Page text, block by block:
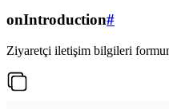
onIntroduction#
Ziyaretçi iletişim bilgileri